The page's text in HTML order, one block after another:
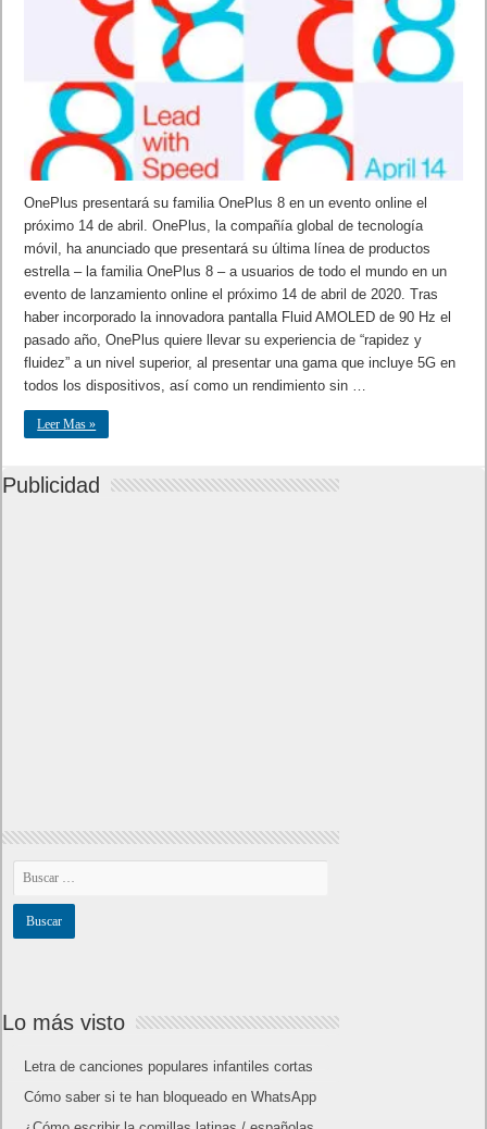
OnePlus presentará su familia OnePlus 8 en un evento online el
próximo 14 de abril. OnePlus, la compañía global de tecnología
móvil, ha anunciado que presentará su última línea de productos
estrella – la familia OnePlus 8 – a usuarios de todo el mundo en un
evento de lanzamiento online el próximo 14 de abril de 2020. Tras
haber incorporado la innovadora pantalla Fluid AMOLED de 90 Hz el
pasado año, OnePlus quiere llevar su experiencia de “rapidez y
fluidez” a un nivel superior, al presentar una gama que incluye 5G en
todos los dispositivos, así como un rendimiento sin …
Leer Mas »
Publicidad
Lo más visto
Letra de canciones populares infantiles cortas
Cómo saber si te han bloqueado en WhatsApp